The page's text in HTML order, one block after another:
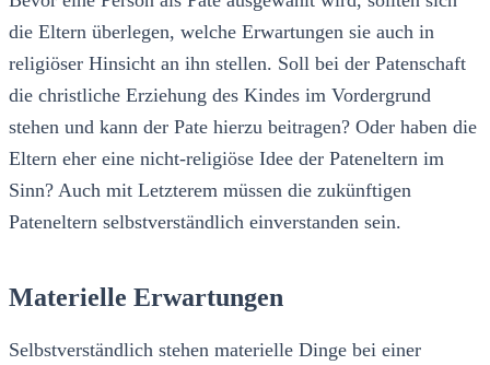
die Eltern überlegen, welche Erwartungen sie auch in
religiöser Hinsicht an ihn stellen. Soll bei der Patenschaft
die christliche Erziehung des Kindes im Vordergrund
stehen und kann der Pate hierzu beitragen? Oder haben die
Eltern eher eine nicht-religiöse Idee der Pateneltern im
Sinn? Auch mit Letzterem müssen die zukünftigen
Pateneltern selbstverständlich einverstanden sein.
Materielle Erwartungen
Selbstverständlich stehen materielle Dinge bei einer